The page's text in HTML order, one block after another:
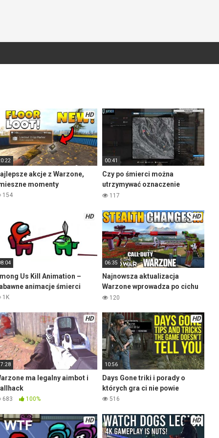
HD
akcje z Warzone,
momenty
154
00:41
Czy po śmierci można
utrzymywać oznaczenie
wroga? – Warzone
117
HD
Us Kill Animation –
animacje śmierci
1K
HD
06:35
Najnowsza aktualizacja
Warzone wprowadza po cichu
poprawki do broni
120
HD
ma legalny aimbot i
683 100%
HD
10:56
Days Gone triki i porady o
których gra ci nie powie
516
HD HD